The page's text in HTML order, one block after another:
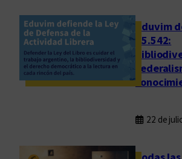
Eduvim
25.542:
22 de